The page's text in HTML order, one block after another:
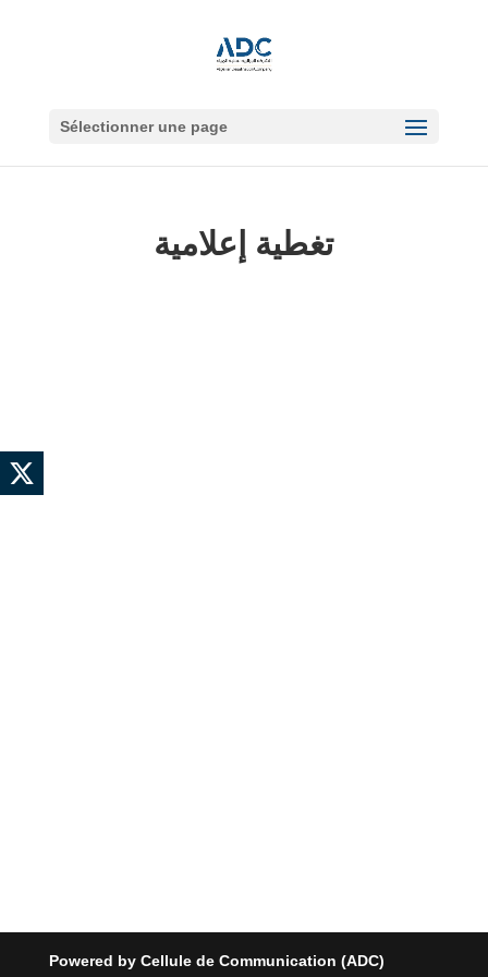
Sélectionner une page
تغطية إعلامية
Powered by Cellule de Communication (ADC)